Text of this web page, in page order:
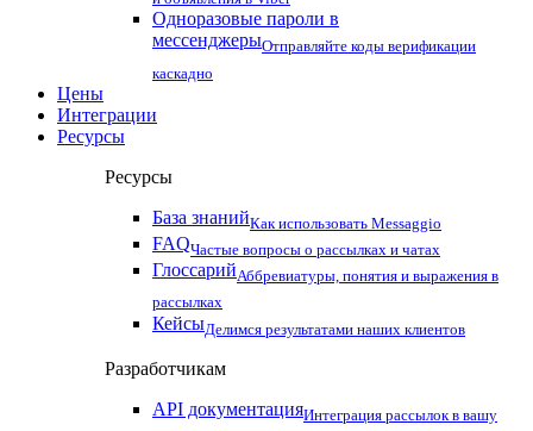
Одноразовые пароли в
мессенджерыОтправляйте коды верификации
каскадно
Цены
Интеграции
Ресурсы
Ресурсы
База знанийКак использовать Messaggio
FAQЧастые вопросы о рассылках и чатах
ГлоссарийАббревиатуры, понятия и выражения в
рассылках
КейсыДелимся результатами наших клиентов
Разработчикам
API документацияИнтеграция рассылок в вашу